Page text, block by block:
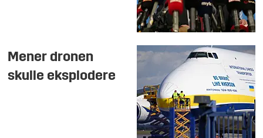
Mener dronen
skulle eksplodere